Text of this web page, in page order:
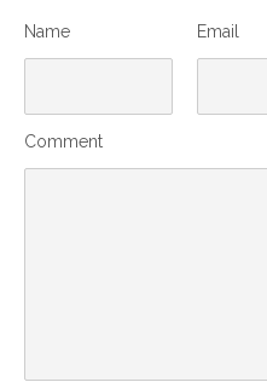
Name Email
Comment